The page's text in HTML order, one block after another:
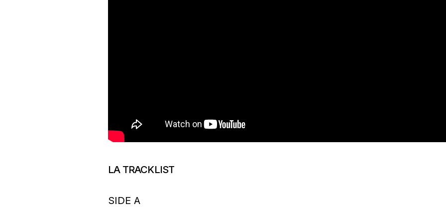
LA TRACKLIST
SIDE A